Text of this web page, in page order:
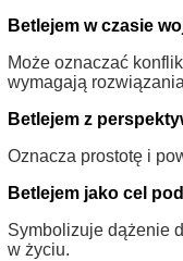
Betlejem w czasie
Może oznaczać
wymagają
Betlejem z
Oznacza prostotę i
Betlejem jako cel
Symbolizuje dążenie
w życiu.